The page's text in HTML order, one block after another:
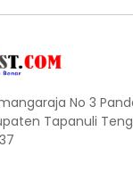
No 3
Tapanuli